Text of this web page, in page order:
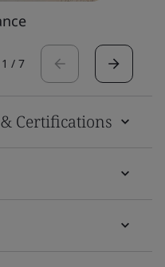
1 / 7
Certifications